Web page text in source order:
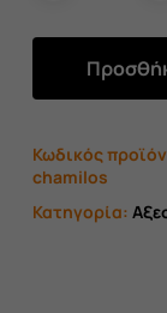
Κωδικός
chamilos
Κατηγορία: